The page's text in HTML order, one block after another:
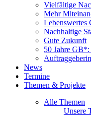
Vielfältige
Mehr
Lebenswertes
Nachhaltige
Gute Zukunft
50 Jahre
Auftraggeberin
News
Termine
Themen & Projekte
Alle Themen
Unsere